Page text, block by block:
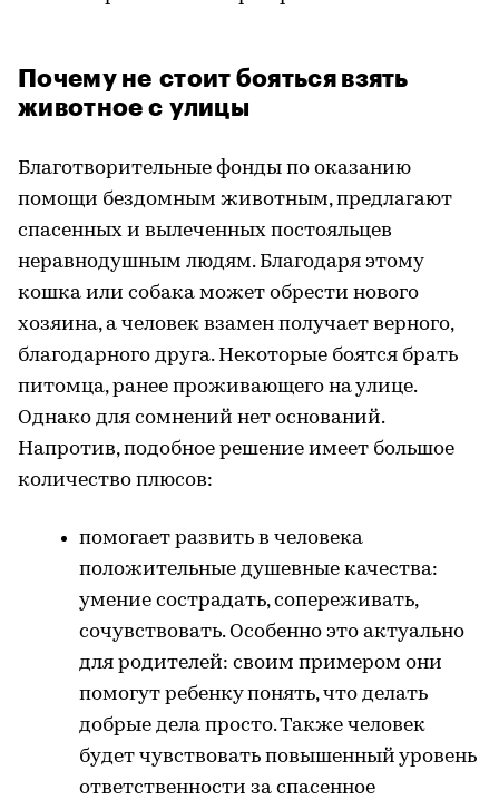
Почему не стоит бояться взять
животное с улицы
Благотворительные фонды по оказанию
помощи бездомным животным, предлагают
спасенных и вылеченных постояльцев
неравнодушным людям. Благодаря этому
кошка или собака может обрести нового
хозяина, а человек взамен получает верного,
благодарного друга. Некоторые боятся брать
питомца, ранее проживающего на улице.
Однако для сомнений нет оснований.
Напротив, подобное решение имеет большое
количество плюсов:
помогает развить в человека
положительные душевные качества:
умение сострадать, сопереживать,
сочувствовать. Особенно это актуально
для родителей: своим примером они
помогут ребенку понять, что делать
добрые дела просто. Также человек
будет чувствовать повышенный уровень
ответственности за спасенное